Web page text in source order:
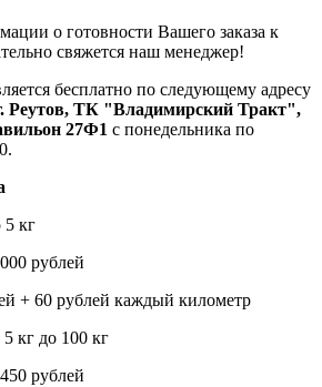
о готовности Вашего заказа к
свяжется наш менеджер!
бесплатно по следующему адресу
Реутов, ТК "Владимирский Тракт",
27Ф1 с понедельника по
5 кг
рублей
+ 60 рублей каждый километр
5 кг до 100 кг
рублей